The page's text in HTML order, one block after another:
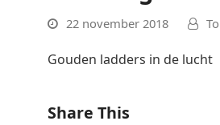
22 november 2018
Gouden ladders in de lucht
Share This